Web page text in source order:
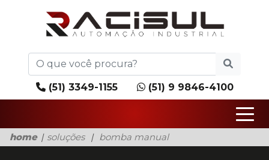
(51) 3349-1155 (51) 9 9846-4100
home soluções bomba manual